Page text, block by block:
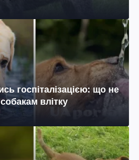
госпіталізацією: що не
влітку